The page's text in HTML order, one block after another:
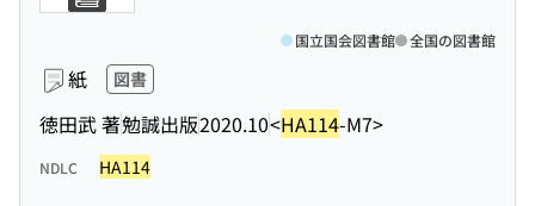
紙 図書
徳田武 著勉誠出版2020.10<HA114-M7>
国立国会図書館 全国の図書館
NDLC HA114